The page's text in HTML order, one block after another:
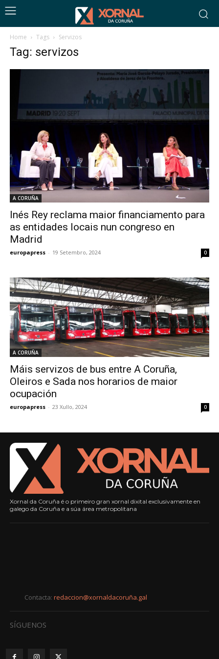
Home Tags Servizos
Tag: servizos
A CORUÑA
Inés Rey reclama maior financiamento para
as entidades locais nun congreso en
Madrid
europapress - 19 Setembro, 2024 0
A CORUÑA
Máis servizos de bus entre A Coruña,
Oleiros e Sada nos horarios de maior
ocupación
europapress - 23 Xullo, 2024 0
Xornal da Coruña é o primeiro gran xornal dixital exclusivamente en
galego da Coruña e a súa área metropolitana
Contacta: redaccion@xornaldacoruña.gal
SÍGUENOS